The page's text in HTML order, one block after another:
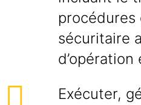
procédures
sécuritaire
Exécuter,